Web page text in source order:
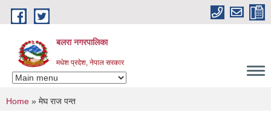
Skip to main content
बलरा नगरपालिका
मधेश प्रदेश, नेपाल सरकार
You are here
Home » मेघ राज पन्त